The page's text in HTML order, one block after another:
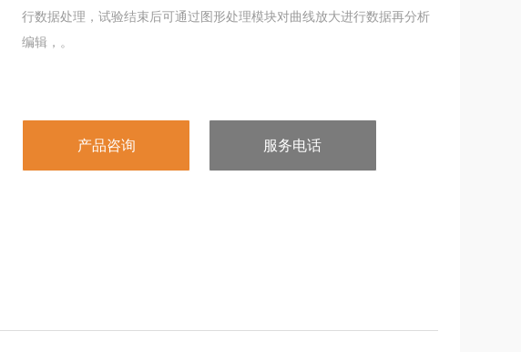
行数据处理，试验结束后可通过图形处理模块对曲线放大进行数据再分析
编辑，。
产品咨询 服务电话